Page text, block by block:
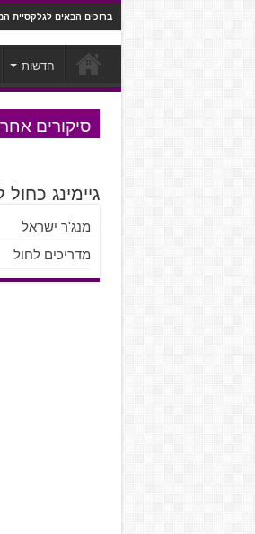
ברוכים הבאים לגלקסיית המחשבים
חדשות
סיקורים
גיימינג כחול
מנג'ר ישראל
מדריכים לחול